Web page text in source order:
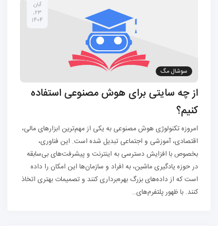
آبان
23,
1404
سوشال مگ
از چه سایتی برای هوش مصنوعی استفاده
کنیم؟
امروزه تکنولوژی هوش مصنوعی به یکی از مهم‌ترین ابزارهای مالی،
اقتصادی، آموزشی و اجتماعی تبدیل شده است. این فناوری،
بخصوص با افزایش دسترسی به اینترنت و پیشرفت‌های بی‌سابقه
در حوزه یادگیری ماشین، به افراد و سازمان‌ها این امکان را داده
است که از داده‌های بزرگ بهره‌برداری کنند و تصمیمات بهتری اتخاذ
کنند. با ظهور پلتفرم‌های…